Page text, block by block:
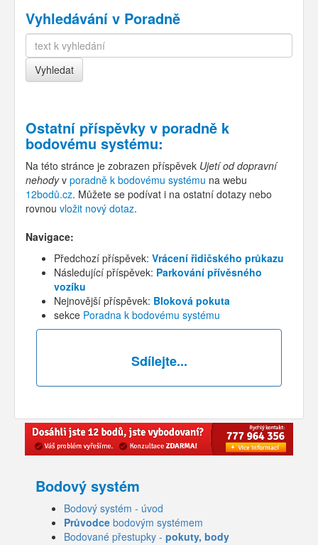
Vyhledávání v Poradně
Ostatní příspěvky v poradně k
bodovému systému:
Na této stránce je zobrazen příspěvek Ujetí od dopravní
nehodyv poradně k bodovému systému na webu
12bodů.cz. Můžete se podívat i na ostatní dotazy nebo
rovnou vložit nový dotaz.
Navigace:
Předchozí příspěvek: Vrácení řidičského průkazu
Následující příspěvek: Parkování přívěsného
vozíku
Nejnovější příspěvek: Bloková pokuta
sekce Poradna k bodovému systému
Sdílejte...
Bodový systém
Bodový systém - úvod
Průvodce bodovým systémem
Bodované přestupky - pokuty, body